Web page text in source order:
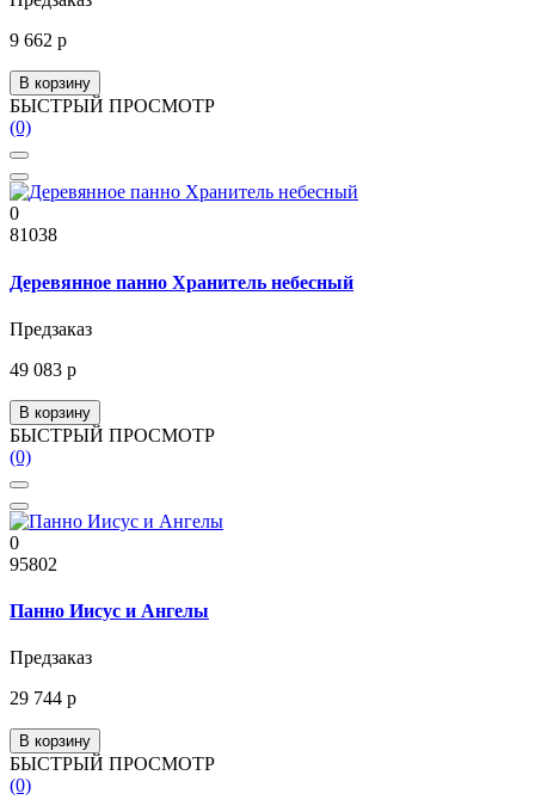
9 662 р
В корзину
БЫСТРЫЙ ПРОСМОТР
(0)
0
81038
Деревянное панно Хранитель небесный
Предзаказ
49 083 р
В корзину
БЫСТРЫЙ ПРОСМОТР
(0)
0
95802
Панно Иисус и Ангелы
Предзаказ
29 744 р
В корзину
БЫСТРЫЙ ПРОСМОТР
(0)